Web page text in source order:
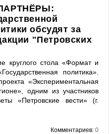
обсудят за
"Петровских
круглого стола «Формат и
политика».
«Экспериментальная
одним из участников
«Петровские вести» (г.
Комментариев: 0